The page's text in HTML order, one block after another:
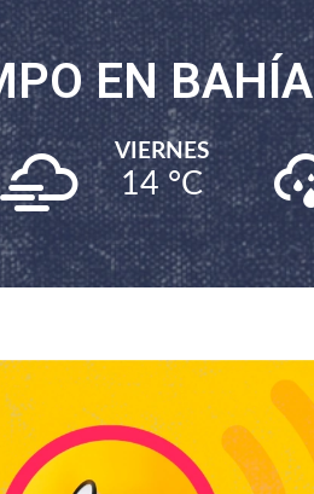
EN BAHÍA
VIERNES
14 °C